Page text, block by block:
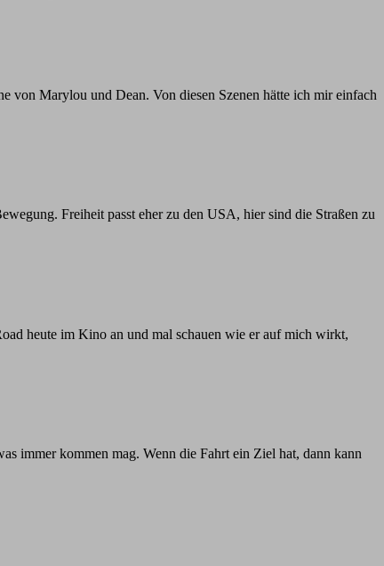
von Marylou und Dean. Von diesen Szenen hätte ich mir einfach
Freiheit passt eher zu den USA, hier sind die Straßen zu
heute im Kino an und mal schauen wie er auf mich wirkt,
immer kommen mag. Wenn die Fahrt ein Ziel hat, dann kann